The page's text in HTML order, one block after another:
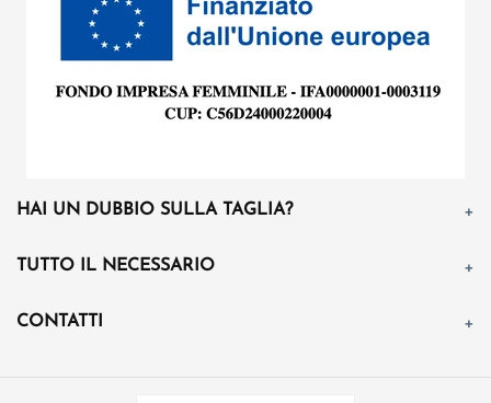
HAI UN DUBBIO SULLA TAGLIA?
TUTTO IL NECESSARIO
CONTATTI